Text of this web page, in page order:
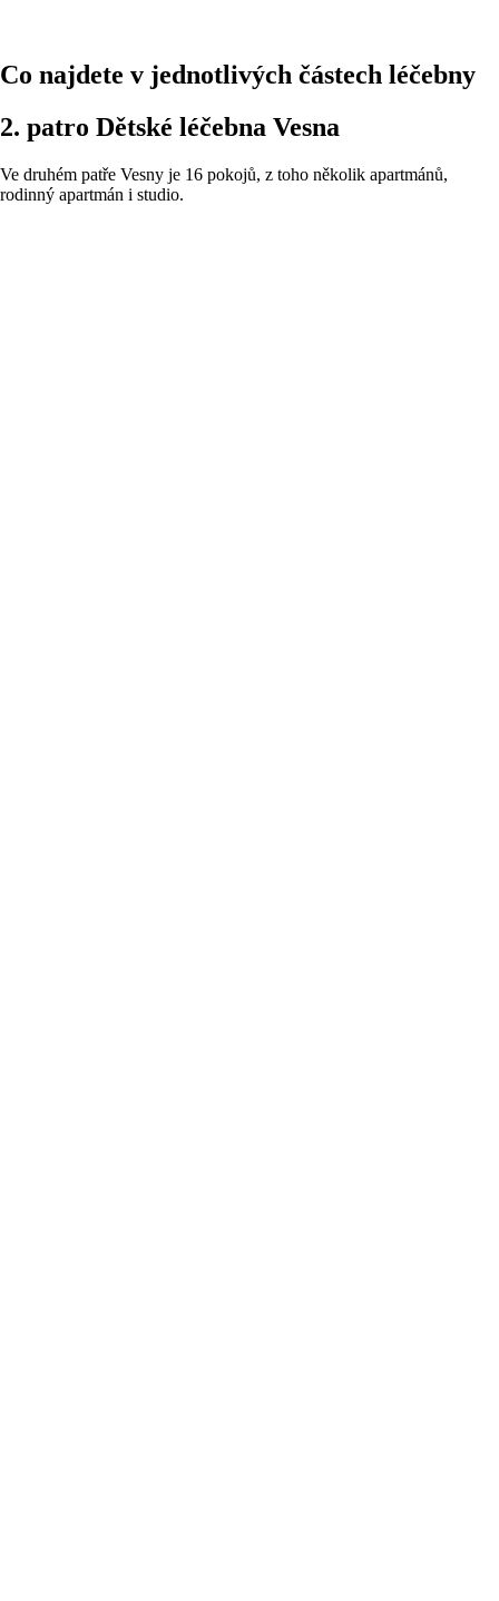
Co najdete v jednotlivých částech léčebny
2. patro Dětské léčebna Vesna​
Ve druhém patře Vesny je 16 pokojů, z toho několik apartmánů,
rodinný apartmán i studio.